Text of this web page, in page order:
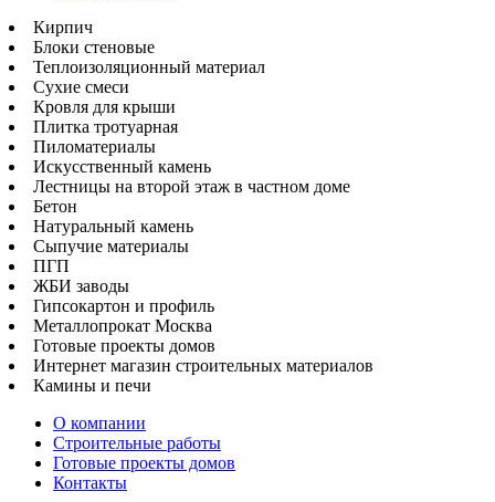
Кирпич
Блоки стеновые
Теплоизоляционный материал
Сухие смеси
Кровля для крыши
Плитка тротуарная
Пиломатериалы
Искусственный камень
Лестницы на второй этаж в частном доме
Бетон
Натуральный камень
Сыпучие материалы
ПГП
ЖБИ заводы
Гипсокартон и профиль
Металлопрокат Москва
Готовые проекты домов
Интернет магазин строительных материалов
Камины и печи
О компании
Строительные работы
Готовые проекты домов
Контакты